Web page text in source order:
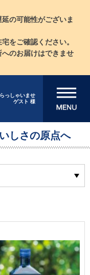
の可能性がございま
をご確認ください。
のお届けはできませ
っしゃいませ
ゲスト 様
メニューを開
しさの原点へ